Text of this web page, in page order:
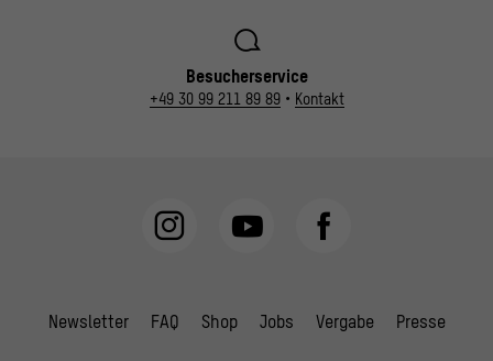
Besucherservice
+49 30 99 211 89 89• Kontakt
Newsletter FAQ Shop Jobs Vergabe Presse